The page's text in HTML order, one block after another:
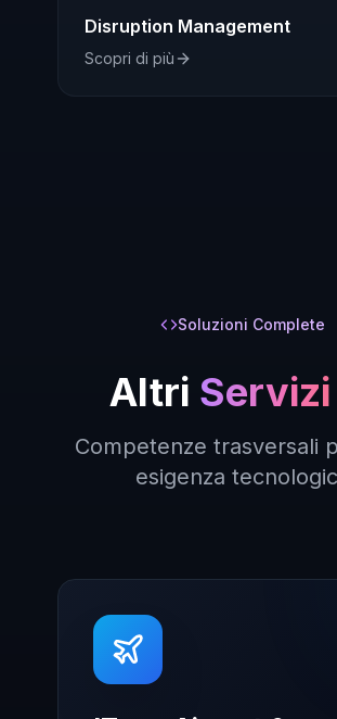
Disruption Management
Scopri di più
Soluzioni Complete
Altri Servizi
Competenze trasversali
esigenza